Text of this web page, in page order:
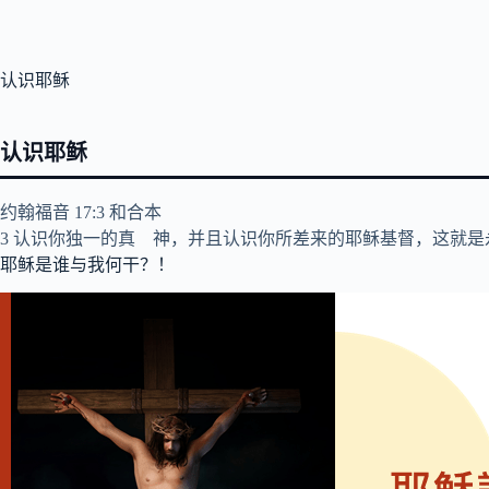
认识耶稣
认识耶稣
‪约翰福音‬ 17:3 和合本
3 认识你独一的真 神，并且认识你所差来的耶稣基督，这就是
耶稣是谁与我何干？！